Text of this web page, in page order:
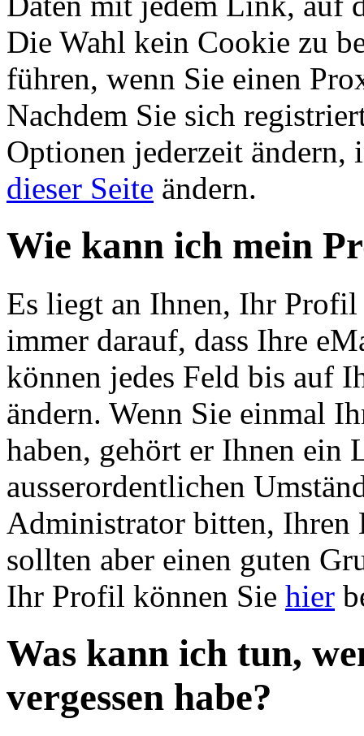
Die Wahl kein Cookie zu
führen, wenn Sie einen
Nachdem Sie sich
Optionen jederzeit
dieser Seite ändern.
Wie kann ich mein
Es liegt an Ihnen, Ihr
immer darauf, dass Ihre
können jedes Feld bis auf
ändern. Wenn Sie einmal
haben, gehört er Ihnen ein
ausserordentlichen
Administrator bitten, Ihren
sollten aber einen guten
Ihr Profil können Sie hier
Was kann ich tun,
vergessen habe?